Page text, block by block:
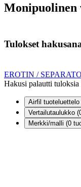
Monipuolinen
Tulokset
EROTIN /
Hakusi palautti tuloksia
Airfil tuoteluettelo
Vertailutaulukko (
Merkki/malli (0